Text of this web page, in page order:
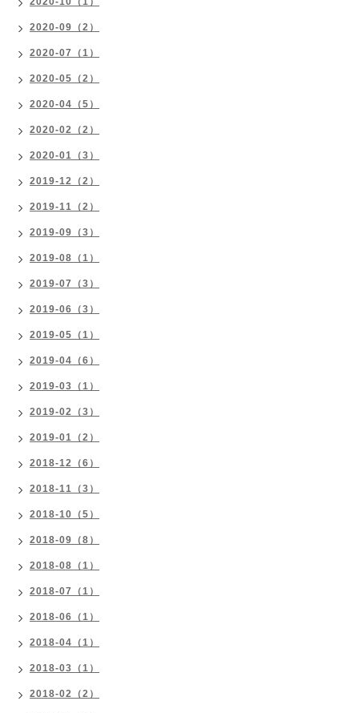
2020-09（2）
2020-07（1）
2020-05（2）
2020-04（5）
2020-02（2）
2020-01（3）
2019-12（2）
2019-11（2）
2019-09（3）
2019-08（1）
2019-07（3）
2019-06（3）
2019-05（1）
2019-04（6）
2019-03（1）
2019-02（3）
2019-01（2）
2018-12（6）
2018-11（3）
2018-10（5）
2018-09（8）
2018-08（1）
2018-07（1）
2018-06（1）
2018-04（1）
2018-03（1）
2018-02（2）